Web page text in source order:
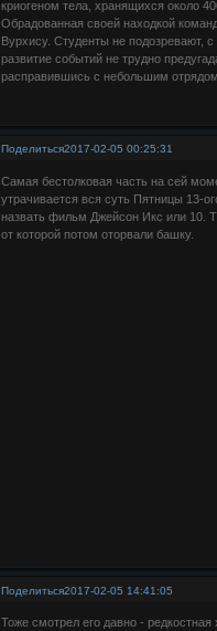
криогеном тела, хранящихся около
Обрадованная своей находкой
Вурхису. Студенты не подозревают,
развитие событий не трудно
расправившись с небольшим
Поделиться2017-02-05 00:25:31
Самая бестолковая часть на сей
утрачивается вся суть Пятницы 13-
назвать фильм Джейсон Икс или 10.
от которой потом оторвали башку.
Поделиться2017-02-05 14:41:05
Тоже смотрел его давно -